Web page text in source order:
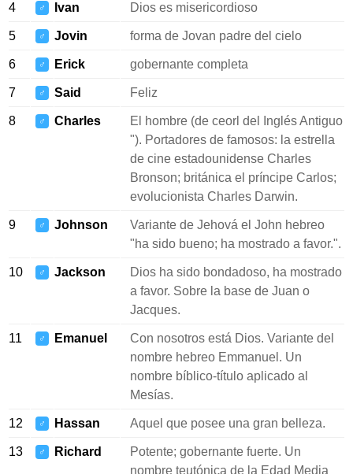
4 ♂ Ivan Dios es misericordioso
5 ♂ Jovin forma de Jovan padre del cielo
6 ♂ Erick gobernante completa
7 ♂ Said Feliz
8 ♂ Charles
El hombre (de ceorl del Inglés Antiguo
"). Portadores de famosos: la estrella
de cine estadounidense Charles
Bronson; británica el príncipe Carlos;
evolucionista Charles Darwin.
9 ♂ Johnson
Variante de Jehová el John hebreo
"ha sido bueno; ha mostrado a favor.".
10 ♂ Jackson
Dios ha sido bondadoso, ha mostrado
a favor. Sobre la base de Juan o
Jacques.
11 ♂ Emanuel
Con nosotros está Dios. Variante del
nombre hebreo Emmanuel. Un
nombre bíblico-título aplicado al
Mesías.
12 ♂ Hassan Aquel que posee una gran belleza.
13 ♂ Richard
Potente; gobernante fuerte. Un
nombre teutónica de la Edad Media